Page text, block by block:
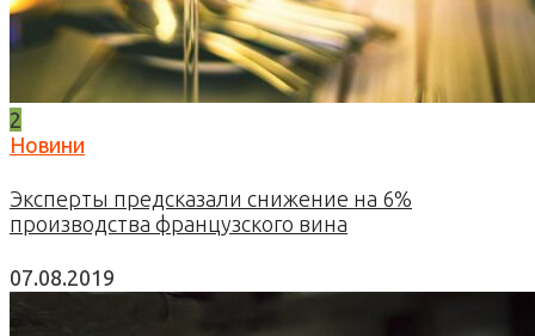
2
Новини
Эксперты предсказали снижение на 6%
производства французского вина
07.08.2019